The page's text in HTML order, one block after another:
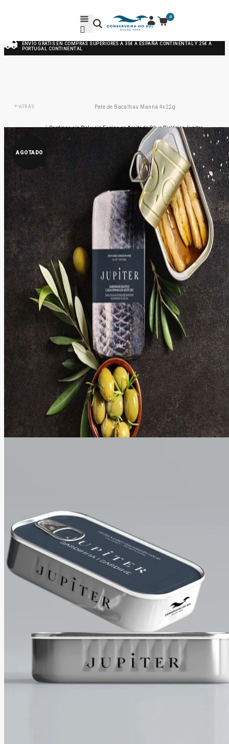
0
ENVÍO GRATIS EN COMPRAS SUPERIORES A 35€ A ESPAÑA CONTINENTAL Y 25€ A
PORTUGAL CONTINENTAL
ATRÁS Paté de Bacalhau Manná 4x22g
/ Sardinas sin Piel y sin Espina en Aceite de Oliva Biológico Jupiter
AGOTADO